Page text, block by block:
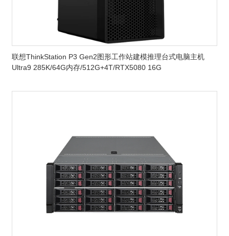
联想ThinkStation P3 Gen2图形工作站建模推理台式电脑主机
Ultra9 285K/64G内存/512G+4T/RTX5080 16G